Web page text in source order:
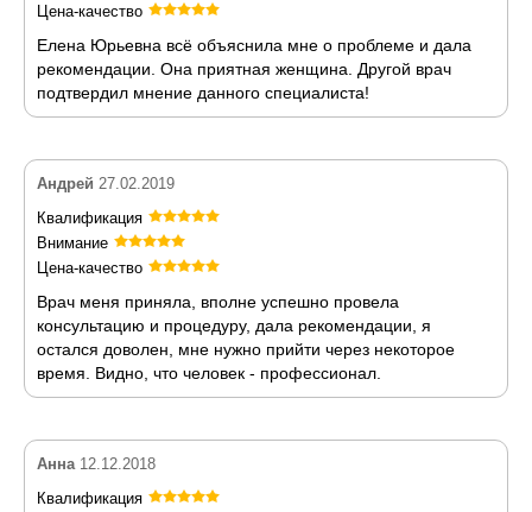
Цена-качество
Елена Юрьевна всё объяснила мне о проблеме и дала
рекомендации. Она приятная женщина. Другой врач
подтвердил мнение данного специалиста!
Андрей 27.02.2019
Квалификация
Внимание
Цена-качество
Врач меня приняла, вполне успешно провела
консультацию и процедуру, дала рекомендации, я
остался доволен, мне нужно прийти через некоторое
время. Видно, что человек - профессионал.
Анна 12.12.2018
Квалификация